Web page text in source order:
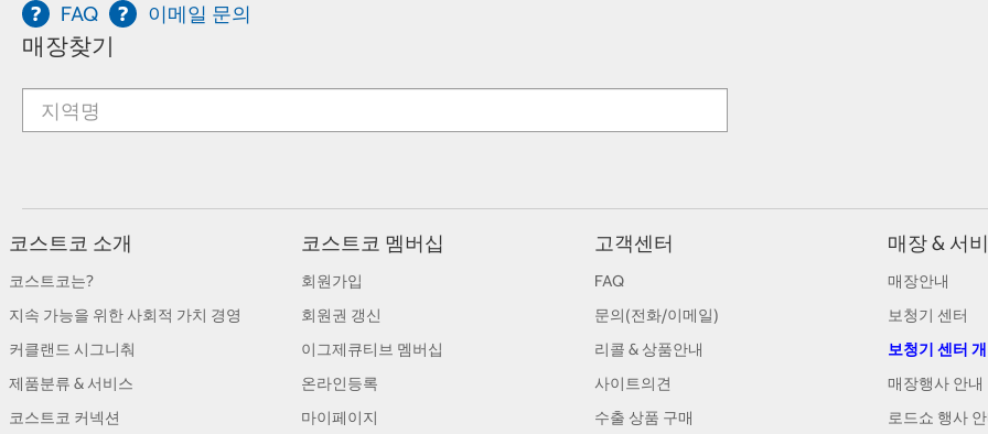
FAQ 이메일 문의
매장찾기
코스트코 소개
코스트코는?
지속 가능을 위한 사회적 가치 경영
커클랜드 시그니춰
제품분류 & 서비스
코스트코 커넥션
코스트코 멤버십
회원가입
회원권 갱신
이그제큐티브 멤버십
온라인등록
마이페이지
고객센터
FAQ
문의(전화/이메일)
리콜 & 상품안내
사이트의견
수출 상품 구매
매장 & 서
매장안내
보청기 센터
보청기 센터
매장행사 안내
로드쇼 행사